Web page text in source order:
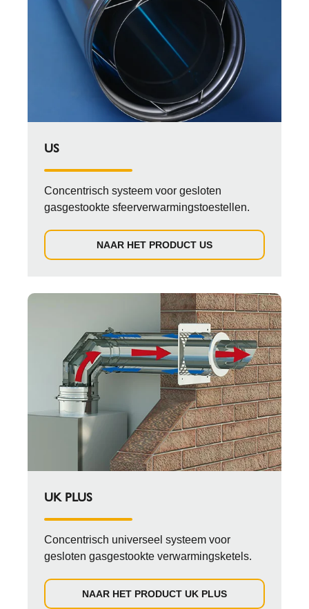
US
Concentrisch systeem voor gesloten
gasgestookte sfeerverwarmingstoestellen.
NAAR HET PRODUCT US
UK PLUS
Concentrisch universeel systeem voor
gesloten gasgestookte verwarmingsketels.
NAAR HET PRODUCT UK PLUS